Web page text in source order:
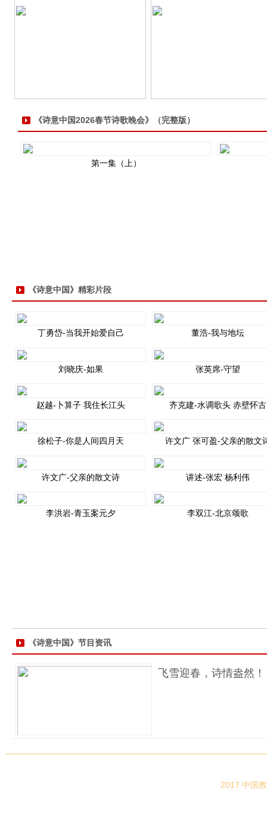
《诗意中国2026春节诗歌晚会》（完整版）
第一集（上）
《诗意中国》精彩片段
丁勇岱-当我开始爱自己 董浩-我与地坛
刘晓庆-如果 张英席-守望
赵越-卜算子 我住长江头 齐克建-水调歌头 赤壁怀古
徐松子-你是人间四月天 许文广 张可盈-父亲的散文
许文广-父亲的散文诗 讲述-张宏 杨利伟
李洪岩-青玉案元夕 李双江-北京颂歌
《诗意中国》节目资讯
飞雪迎春，诗情盎然
2017 中国